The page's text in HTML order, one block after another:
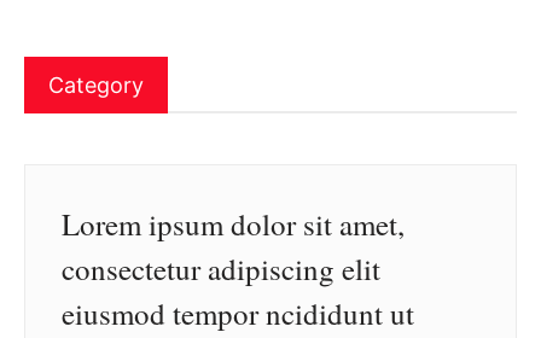
Category
Lorem ipsum dolor sit amet,
consectetur adipiscing elit
eiusmod tempor ncididunt ut